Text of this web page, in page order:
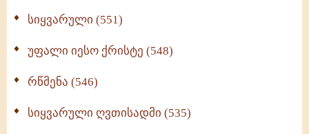
სიყვარული (551)
უფალი იესო ქრისტე (548)
რწმენა (546)
სიყვარული ღვთისადმი (535)